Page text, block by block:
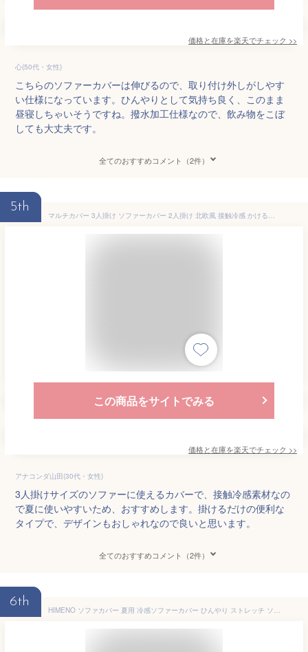
価格と在庫を楽天でチェック >>
心(50代・女性)
こちらのソファーカバーは伸びるので、取り付け外しがしやす
い仕様になっています。ひんやりとして気持ち良く、このまま
昼寝しちゃいそうですね。撥水加工仕様なので、飲み物をこぼ
しても大丈夫です。
全てのおすすめコメント（2件）
5th
マルチカバー 3人掛け ソファーカバー 2人掛け 北欧風 接触冷感 かけるだけ ひんやり お洒落 冷感素材 立体感 吸水速乾 耐久性 色褪せにくい 無地 替えカバー 汚れ防止 キズ防止 多機能 ブランケット テーブルクロス 保護カバー カウチ ベッドとも適用
この商品をサイトでみる
価格と在庫を楽天でチェック >>
アナコンダ山田(30代・女性)
3人掛けサイズのソファーに使えるカバーで、接触冷感素材なの
で夏に使いやすいため、おすすめします。掛けるだけの便利な
タイプで、デザインもおしゃれなので良いと思います。
全てのおすすめコメント（2件）
6th
HIMENO ソファカバー 夏用 冷感ソファーカバー ひんやり ストレッチ ソファーシーツ おしゃれ 接触冷感素材 1人掛け/2人掛け/3人掛け/4人掛け 肘付き 北欧風 伸縮性 吸湿速乾 防ダニ 抗菌防臭 防塵 滑り止め 洗える